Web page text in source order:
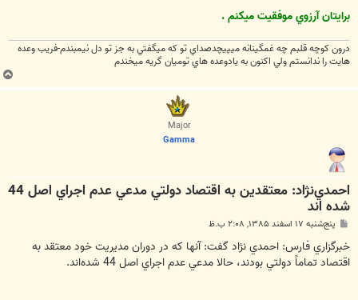
برايتان آرزوي موفقيت ميكنم .
درون كوچه قلبم چه غمگينانه ميپيچدصداي تو كه ميگفتي به جز تو دل نيمبندم-فريب وعده
هايت را ندانستم ولي اكنون به يادوعده هاي توميان گريه ميخندم
ب
ا
Major
Gamma
احمدي‌نژاد: معتقدين به اقتصاد دولتي مدعي عدم اجراي اصل 44
شده اند
پ
ت
پنج‌شنبه ۱۷ اسفند ۱۳۸۵, ۲:۰۸ ب.ظ
خبرگزاري فارس: احمدي ‌نژاد گفت: آنها كه در دوران مديريت خود معتقد به
اقتصاد تماماً دولتي بودند، حالا مدعي عدم اجراي اصل 44 شده‌اند.